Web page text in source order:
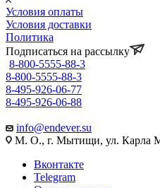
Условия оплаты
Условия доставки
Политика
Подписаться на рассылку
8-800-5555-88-3
8-800-5555-88-3
8-495-926-06-77
8-495-926-06-88
info@endever.su
М. О., г. Мытищи, ул. Карла
Вконтакте
Telegram